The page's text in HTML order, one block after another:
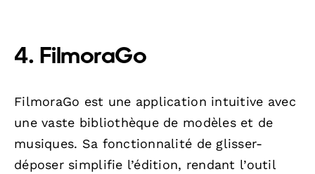
4. FilmoraGo
FilmoraGo est une application intuitive avec
une vaste bibliothèque de modèles et de
musiques. Sa fonctionnalité de glisser-
déposer simplifie l’édition, rendant l’outil